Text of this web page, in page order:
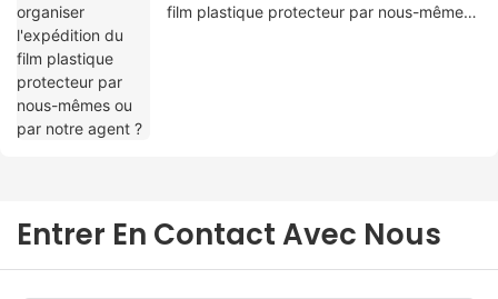
film plastique protecteur par nous-mêmes
Entrer En Contact Avec Nous